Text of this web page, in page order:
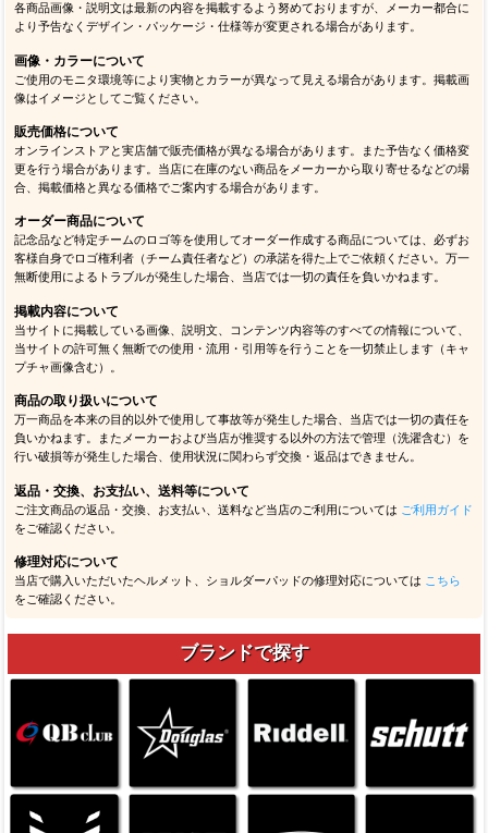
各商品画像・説明文は最新の内容を掲載するよう努めておりますが、メーカー都合に
より予告なくデザイン・パッケージ・仕様等が変更される場合があります。
画像・カラーについて
ご使用のモニタ環境等により実物とカラーが異なって見える場合があります。掲載画
像はイメージとしてご覧ください。
販売価格について
オンラインストアと実店舗で販売価格が異なる場合があります。また予告なく価格変
更を行う場合があります。当店に在庫のない商品をメーカーから取り寄せるなどの場
合、掲載価格と異なる価格でご案内する場合があります。
オーダー商品について
記念品など特定チームのロゴ等を使用してオーダー作成する商品については、必ずお
客様自身でロゴ権利者（チーム責任者など）の承諾を得た上でご依頼ください。万一
無断使用によるトラブルが発生した場合、当店では一切の責任を負いかねます。
掲載内容について
当サイトに掲載している画像、説明文、コンテンツ内容等のすべての情報について、
当サイトの許可無く無断での使用・流用・引用等を行うことを一切禁止します（キャ
プチャ画像含む）。
商品の取り扱いについて
万一商品を本来の目的以外で使用して事故等が発生した場合、当店では一切の責任を
負いかねます。またメーカーおよび当店が推奨する以外の方法で管理（洗濯含む）を
行い破損等が発生した場合、使用状況に関わらず交換・返品はできません。
返品・交換、お支払い、送料等について
ご注文商品の返品・交換、お支払い、送料など当店のご利用については ご利用ガイド
をご確認ください。
修理対応について
当店で購入いただいたヘルメット、ショルダーパッドの修理対応については こちら
をご確認ください。
ブランドで探す